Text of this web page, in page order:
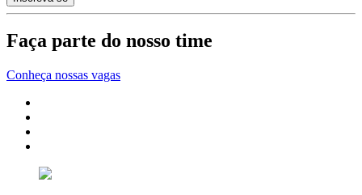
Faça parte do nosso time
Conheça nossas vagas